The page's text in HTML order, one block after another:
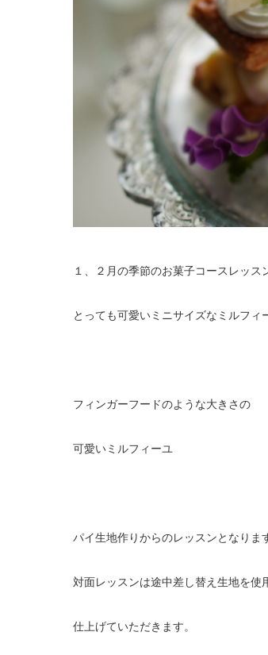
１、２月の季節のお菓子コースレッス
とっても可愛いミニサイズなミルフィ
フィンガーフードのような大きさの
可愛いミルフィーユ
パイ生地作りからのレッスンとなります
対面レッスンは途中差し替え生地を使
仕上げていただきます。